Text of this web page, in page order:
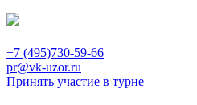
+7 (495)730-59-66
pr@vk-uzor.ru
Принять участие в турне